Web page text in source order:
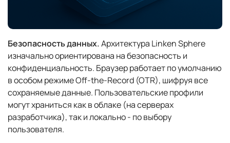
Безопасность данных.Архитектура Linken Sphere
изначально ориентирована на безопасность и
конфиденциальность. Браузер работает по умолчанию
в особом режиме Off-the-Record (OTR), шифруя все
сохраняемые данные. Пользовательские профили
могут храниться как в облаке (на серверах
разработчика), так и локально - по выбору
пользователя.